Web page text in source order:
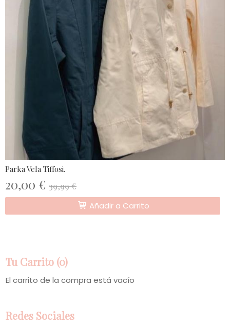
Tu Carrito (0)
El carrito de la compra está vacío
Redes Sociales
Parka Vela Tiffosi.
20,00 € 39,99 €
Añadir a Carrito